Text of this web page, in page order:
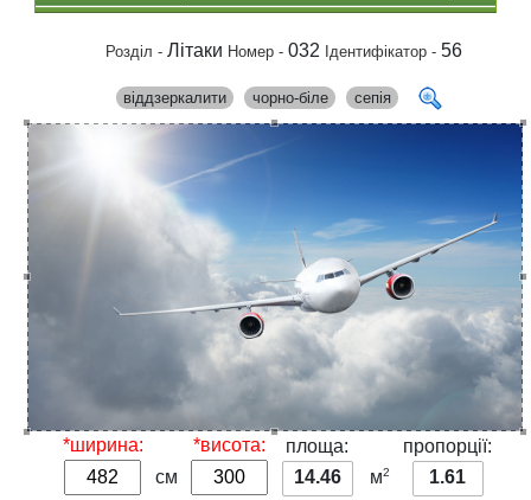
Розділ -Літаки Номер -032 Ідентифікатор -56
віддзеркалити чорно-біле сепія
*ширина:
см
*висота:
площа:
14.46
м2
пропорції:
1.61